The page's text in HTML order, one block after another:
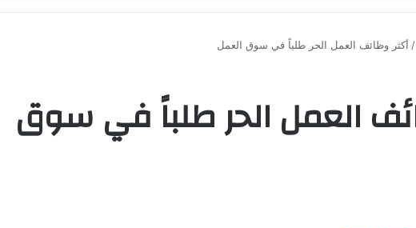
/ أكثر وظائف العمل الحر طلباً في سوق العمل
العمل الحر طلباً في سوق